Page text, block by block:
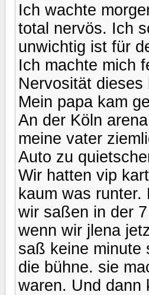
Ich wachte
total nervös. Ich
unwichtig ist für
Ich machte mich
Nervosität
Mein papa kam
An der Köln
meine vater
Auto zu
Wir hatten vip
kaum was
wir saßen in der
wenn wir jlena
saß keine minute
die bühne. sie
waren. Und dann